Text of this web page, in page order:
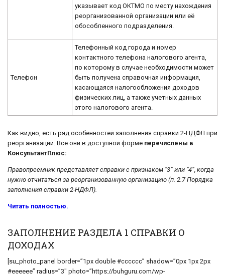
указывает код ОКТМО по месту нахождения
реорганизованной организации или её
обособленного подразделения.
Телефон
Телефонный код города и номер
контактного телефона налогового агента,
по которому в случае необходимости может
быть получена справочная информация,
касающаяся налогообложения доходов
физических лиц, а также учетных данных
этого налогового агента.
Как видно, есть ряд особенностей заполнения справки 2-НДФЛ при
реорганизации. Все они в доступной форме перечислены в
КонсультантПлюс:
Правопреемник представляет справки с признаком “3” или “4”, когда
нужно отчитаться за реорганизованную организацию (п. 2.7 Порядка
заполнения справки 2-НДФЛ).
Читать полностью.
ЗАПОЛНЕНИЕ РАЗДЕЛА 1 СПРАВКИ О
ДОХОДАХ
[su_photo_panel border=”1px double #cccccc” shadow=”0px 1px 2px
#eeeeee” radius=”3″ photo=”https://buhguru.com/wp-